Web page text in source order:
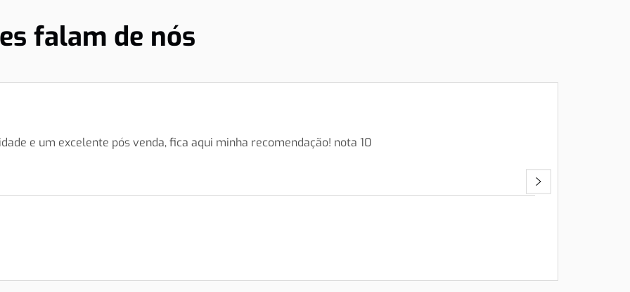
falam de nós
e um excelente pós venda, fica aqui minha recomendação! nota 10